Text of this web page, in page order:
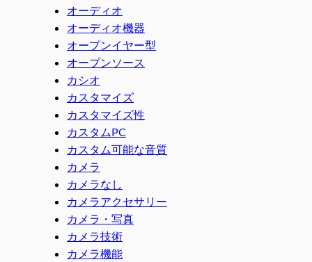
オーディオ
オーディオ機器
オープンイヤー型
オープンソース
カシオ
カスタマイズ
カスタマイズ性
カスタムPC
カスタム可能な音質
カメラ
カメラなし
カメラアクセサリー
カメラ・写真
カメラ技術
カメラ機能